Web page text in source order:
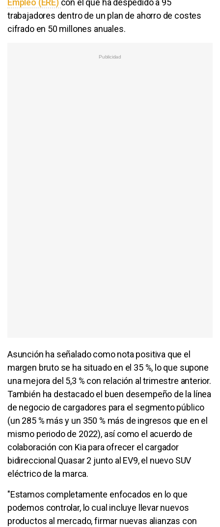
trabajadores dentro de un plan de ahorro de costes
cifrado en 50 millones anuales.
Asunción ha señalado como nota positiva que el
margen bruto se ha situado en el 35 %, lo que supone
una mejora del 5,3 % con relación al trimestre anterior.
También ha destacado el buen desempeño de la línea
de negocio de cargadores para el segmento público
(un 285 % más y un 350 % más de ingresos que en el
mismo periodo de 2022), así como el acuerdo de
colaboración con Kia para ofrecer el cargador
bidireccional Quasar 2 junto al EV9, el nuevo SUV
eléctrico de la marca.
"Estamos completamente enfocados en lo que
podemos controlar, lo cual incluye llevar nuevos
productos al mercado, firmar nuevas alianzas con